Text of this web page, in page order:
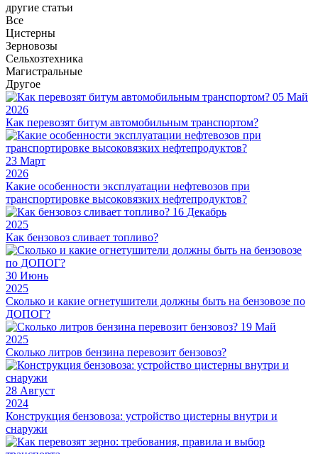
другие статьи
Все
Цистерны
Зерновозы
Сельхозтехника
Магистральные
Другое
05 Май
2026
Как перевозят битум автомобильным транспортом?
23 Март
2026
Какие особенности эксплуатации нефтевозов при
транспортировке высоковязких нефтепродуктов?
16 Декабрь
2025
Как бензовоз сливает топливо?
30 Июнь
2025
Сколько и какие огнетушители должны быть на бензовозе по
ДОПОГ?
19 Май
2025
Сколько литров бензина перевозит бензовоз?
28 Август
2024
Конструкция бензовоза: устройство цистерны внутри и
снаружи